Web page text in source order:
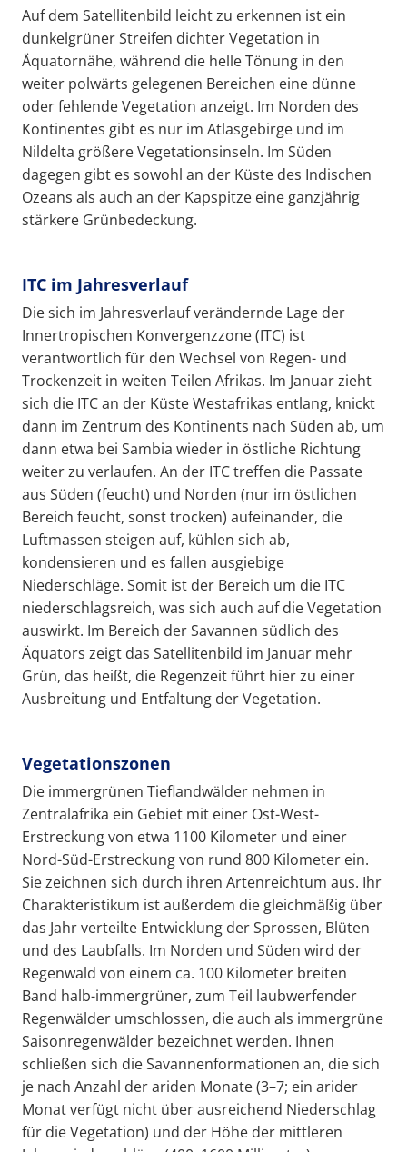
Auf dem Satellitenbild leicht zu erkennen ist ein
dunkelgrüner Streifen dichter Vegetation in
Äquatornähe, während die helle Tönung in den
weiter polwärts gelegenen Bereichen eine dünne
oder fehlende Vegetation anzeigt. Im Norden des
Kontinentes gibt es nur im Atlasgebirge und im
Nildelta größere Vegetationsinseln. Im Süden
dagegen gibt es sowohl an der Küste des Indischen
Ozeans als auch an der Kapspitze eine ganzjährig
stärkere Grünbedeckung.
ITC im Jahresverlauf
Die sich im Jahresverlauf verändernde Lage der
Innertropischen Konvergenzzone (ITC) ist
verantwortlich für den Wechsel von Regen- und
Trockenzeit in weiten Teilen Afrikas. Im Januar zieht
sich die ITC an der Küste Westafrikas entlang, knickt
dann im Zentrum des Kontinents nach Süden ab, um
dann etwa bei Sambia wieder in östliche Richtung
weiter zu verlaufen. An der ITC treffen die Passate
aus Süden (feucht) und Norden (nur im östlichen
Bereich feucht, sonst trocken) aufeinander, die
Luftmassen steigen auf, kühlen sich ab,
kondensieren und es fallen ausgiebige
Niederschläge. Somit ist der Bereich um die ITC
niederschlagsreich, was sich auch auf die Vegetation
auswirkt. Im Bereich der Savannen südlich des
Äquators zeigt das Satellitenbild im Januar mehr
Grün, das heißt, die Regenzeit führt hier zu einer
Ausbreitung und Entfaltung der Vegetation.
Vegetationszonen
Die immergrünen Tieflandwälder nehmen in
Zentralafrika ein Gebiet mit einer Ost-West-
Erstreckung von etwa 1100 Kilometer und einer
Nord-Süd-Erstreckung von rund 800 Kilometer ein.
Sie zeichnen sich durch ihren Artenreichtum aus. Ihr
Charakteristikum ist außerdem die gleichmäßig über
das Jahr verteilte Entwicklung der Sprossen, Blüten
und des Laubfalls. Im Norden und Süden wird der
Regenwald von einem ca. 100 Kilometer breiten
Band halb-immergrüner, zum Teil laubwerfender
Regenwälder umschlossen, die auch als immergrüne
Saisonregenwälder bezeichnet werden. Ihnen
schließen sich die Savannenformationen an, die sich
je nach Anzahl der ariden Monate (3–7; ein arider
Monat verfügt nicht über ausreichend Niederschlag
für die Vegetation) und der Höhe der mittleren